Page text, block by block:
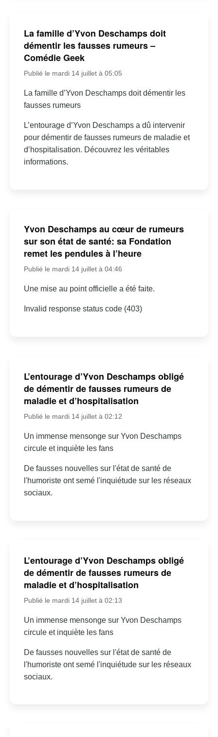
La famille d’Yvon Deschamps doit
démentir les fausses rumeurs –
Comédie Geek
Publié le mardi 14 juillet à 05:05
La famille d’Yvon Deschamps doit démentir les
fausses rumeurs
L’entourage d’Yvon Deschamps a dû intervenir
pour démentir de fausses rumeurs de maladie et
d’hospitalisation. Découvrez les véritables
informations.
Yvon Deschamps au cœur de rumeurs
sur son état de santé: sa Fondation
remet les pendules à l’heure
Publié le mardi 14 juillet à 04:46
Une mise au point officielle a été faite.
Invalid response status code (403)
L’entourage d’Yvon Deschamps obligé
de démentir de fausses rumeurs de
maladie et d’hospitalisation
Publié le mardi 14 juillet à 02:12
Un immense mensonge sur Yvon Deschamps
circule et inquiète les fans
De fausses nouvelles sur l'état de santé de
l'humoriste ont semé l'inquiétude sur les réseaux
sociaux.
L’entourage d’Yvon Deschamps obligé
de démentir de fausses rumeurs de
maladie et d’hospitalisation
Publié le mardi 14 juillet à 02:13
Un immense mensonge sur Yvon Deschamps
circule et inquiète les fans
De fausses nouvelles sur l'état de santé de
l'humoriste ont semé l'inquiétude sur les réseaux
sociaux.